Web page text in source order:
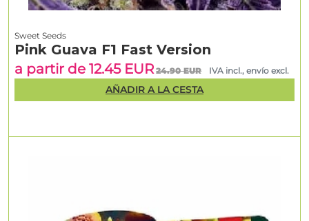
Sweet Seeds
Pink Guava F1 Fast Version
a partir de 12.45 EUR 24.90 EUR IVA incl., envío excl.
AÑADIR A LA CESTA